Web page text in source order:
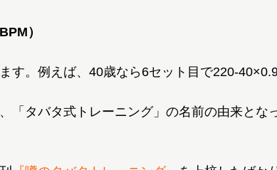
）
す。例えば、40歳なら6セット目で220-
「タバタ式トレーニング」の名前の由来とな